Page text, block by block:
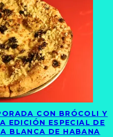
CON BRÓCOLI Y
EDICIÓN ESPECIAL DE
BLANCA DE HABANA